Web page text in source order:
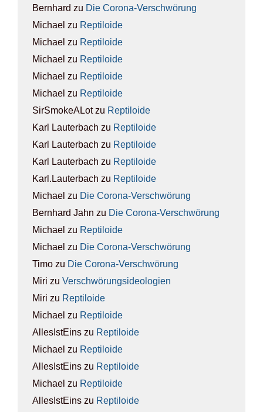
Bernhard zu Die Coro­na-Ver­schwö­rung
Michael zu Rep­ti­lo­ide
Michael zu Rep­ti­lo­ide
Michael zu Rep­ti­lo­ide
Michael zu Rep­ti­lo­ide
Michael zu Rep­ti­lo­ide
SirSmokeALotzu Rep­ti­lo­ide
Karl Lauterbach zu Rep­ti­lo­ide
Karl Lauterbach zu Rep­ti­lo­ide
Karl Lauterbach zu Rep­ti­lo­ide
Karl.Lauterbach zu Rep­ti­lo­ide
Michael zu Die Coro­na-Ver­schwö­rung
Bernhard Jahn zu Die Coro­na-Ver­schwö­rung
Michael zu Rep­ti­lo­ide
Michael zu Die Coro­na-Ver­schwö­rung
Timo zu Die Coro­na-Ver­schwö­rung
Miri zu Ver­schwö­rungs­ideo­lo­gien
Miri zu Rep­ti­lo­ide
Michael zu Rep­ti­lo­ide
AllesIstEins zu Rep­ti­lo­ide
Michael zu Rep­ti­lo­ide
AllesIstEins zu Rep­ti­lo­ide
Michael zu Rep­ti­lo­ide
AllesIstEins zu Rep­ti­lo­ide